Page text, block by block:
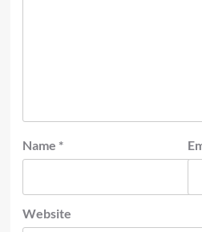
Name *
Website